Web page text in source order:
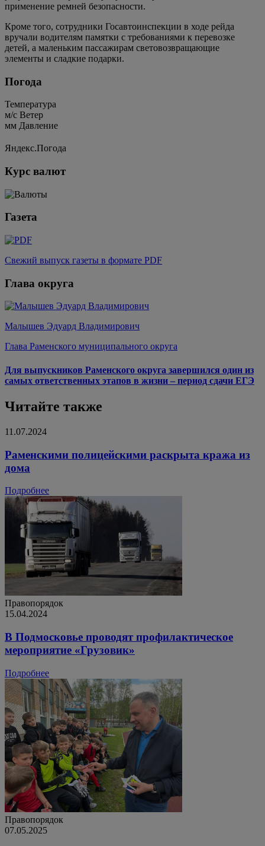
применение ремней безопасности.
Кроме того, сотрудники Госавтоинспекции в ходе рейда
вручали водителям памятки с требованиями к перевозке
детей, а маленьким пассажирам световозвращающие
элементы и сладкие подарки.
Погода
Температура
м/c Ветер
мм Давление
Яндекс.Погода
Курс валют
Газета
Свежий выпуск газеты в формате PDF
Глава округа
Малышев Эдуард Владимирович
Глава Раменского муниципального округа
Для выпускников Раменского округа завершился один из
самых ответственных этапов в жизни – период сдачи ЕГЭ
Читайте также
11.07.2024
Раменскими полицейскими раскрыта кража из
дома
Подробнее
Правопорядок
15.04.2024
В Подмосковье проводят профилактическое
мероприятие «Грузовик»
Подробнее
Правопорядок
07.05.2025